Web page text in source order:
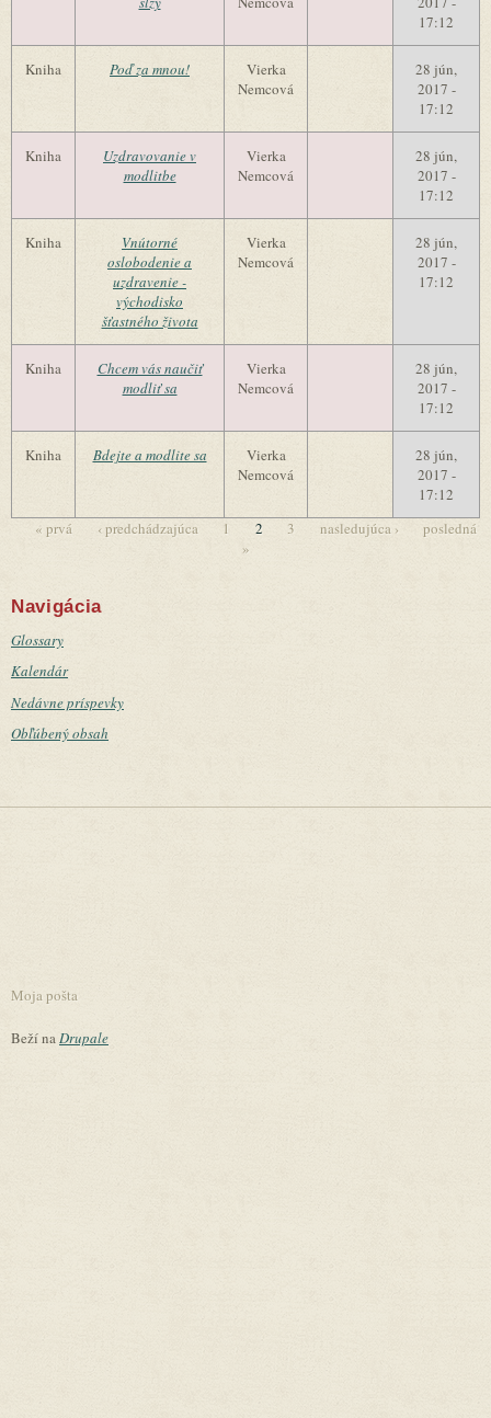
17:12
Kniha Poď za mnou!
Vierka
Nemcová
28 jún,
2017 -
17:12
Kniha
Uzdravovanie v
modlitbe
Vierka
Nemcová
28 jún,
2017 -
17:12
Kniha
Vnútorné
oslobodenie a
uzdravenie -
východisko
šťastného života
Vierka
Nemcová
28 jún,
2017 -
17:12
Kniha
Chcem vás naučiť
modliť sa
Vierka
Nemcová
28 jún,
2017 -
17:12
Kniha Bdejte a modlite sa
Vierka
Nemcová
28 jún,
2017 -
17:12
« prvá ‹ predchádzajúca 1 2 3 nasledujúca ›
posledná
»
Navigácia
Glossary
Kalendár
Nedávne príspevky
Obľúbený obsah
Moja pošta
Beží naDrupale